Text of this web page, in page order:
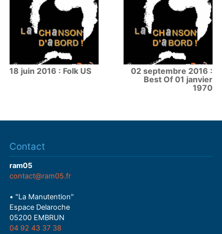
18 juin 2016 : Folk US
02 septembre 2016 :
Best Of 01 janvier
1970
Contact
ram05
contact@ram05.fr
• "La Manutention"
Espace Delaroche
05200 EMBRUN
04 92 43 37 38